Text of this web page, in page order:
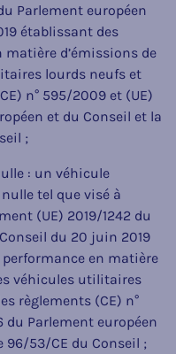
Parlement européen
établissant des
d’émissions de
lourds neufs et
n° 595/2009 et (UE)
et du Conseil et la
;
: un véhicule
tel que visé à
(UE) 2019/1242 du
du 20 juin 2019
en matière
véhicules utilitaires
règlements (CE) n°
du Parlement européen
96/53/CE du Conseil ;